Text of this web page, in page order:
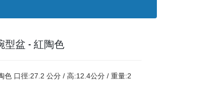
型盆 - 紅陶色
色 口徑:27.2 公分 / 高:12.4公分 / 重量:2